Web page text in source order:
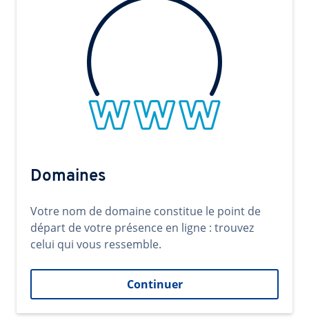
Domaines
Votre nom de domaine constitue le point de
départ de votre présence en ligne : trouvez
celui qui vous ressemble.
Continuer